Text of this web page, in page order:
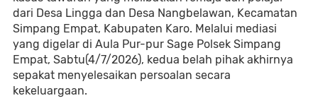
dari Desa Lingga dan Desa Nangbelawan, Kecamatan
Simpang Empat, Kabupaten Karo. Melalui mediasi
yang digelar di Aula Pur-pur Sage Polsek Simpang
Empat, Sabtu(4/7/2026), kedua belah pihak akhirnya
sepakat menyelesaikan persoalan secara
kekeluargaan.